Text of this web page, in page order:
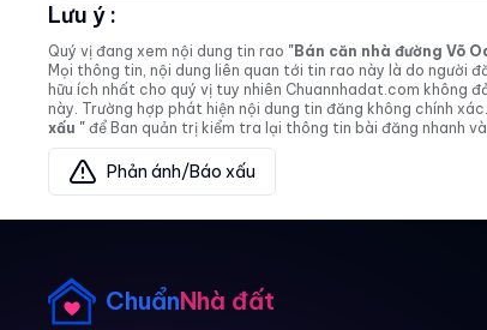
Lưu ý :
Quý vị đang xem nội dung tin rao "Bán căn nhà đường Võ
Mọi thông tin, nội dung liên quan tới tin rao này là do người
hữu ích nhất cho quý vị tuy nhiên Chuannhadat.com không
này. Trường hợp phát hiện nội dung tin đăng không chính
xấu " để Ban quản trị kiểm tra lại thông tin bài đăng nhanh
Phản ánh/Báo xấu
ChuẩnNhà đất